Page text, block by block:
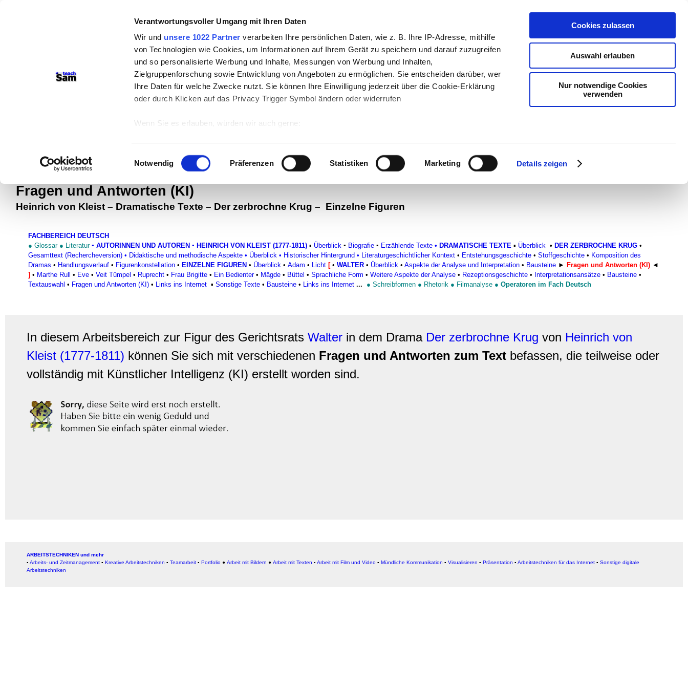
Verantwortungsvoller Umgang mit Ihren Daten
Wir und unsere 1022 Partner verarbeiten Ihre persönlichen Daten, wie z. B. Ihre IP-Adresse, mithilfe
von Technologien wie Cookies, um Informationen auf Ihrem Gerät zu speichern und darauf zuzugreifen
und so personalisierte Werbung und Inhalte, Messungen von Werbung und Inhalten,
Zielgruppenforschung sowie Entwicklung von Angeboten zu ermöglichen. Sie entscheiden darüber, wer
Ihre Daten für welche Zwecke nutzt. Sie können Ihre Einwilligung jederzeit über die Cookie-Erklärung
oder durch Klicken auf das Privacy Trigger Symbol ändern oder widerrufen
Wenn Sie es erlauben, würden wir auch gerne:
Ihr Gerät durch aktives Scannen nach bestimmten Merkmalen (Fingerprinting) identifizieren
Erfahren Sie mehr darüber, wie Ihre persönlichen Daten verarbeitet werden, und legen Sie Ihre
Präferenzen imAbschnitt Einzelheitenfest.
Wir verwenden Cookies, um Inhalte und Anzeigen zu personalisieren, Funktionen für soziale Medien
und Analysen weiter. Unsere Partner führen diese Informationen möglicherweise mit weiteren Daten
zusammen, die Sie ihnen bereitgestellt haben oder die sie im Rahmen Ihrer Nutzung der Dienste
gesammelt haben.
Einwilligungsauswahl
Notwendig Präferenzen Statistiken Marketing Details zeigen
Cookies zulassen
Auswahl erlauben
Nur notwendige Cookies
verwenden
teachSam- Arbeitsbereiche:
Methodik und
Fragen und Antworten (KI)
Heinrich von Kleist – Dramatische Texte – Der zerbrochne Krug – Einzelne Figuren
FACHBEREICH DEUTSCH
● Glossar ● Literatur ▪ AUTORINNEN UND AUTOREN ▪ HEINRICH VON KLEIST (1777-1811) ▪ Überblick ▪ Biografie ▪ Erzählende Texte • DRAMATISCHE TEXTE ▪ Überblick • DER ZERBROCHNE KRUG •
Gesamttext (Rechercheversion) • Didaktische und methodische Aspekte • Überblick • Historischer Hintergrund • Literaturgeschichtlicher Kontext • Entstehungsgeschichte • Stoffgeschichte • Komposition des
Dramas • Handlungsverlauf • Figurenkonstellation • EINZELNE FIGUREN • Überblick • Adam • Licht [• WALTER • Überblick • Aspekte der Analyse und Interpretation • Bausteine ► Fragen und Antworten (KI) ◄
] • Marthe Rull • Eve • Veit Tümpel • Ruprecht • Frau Brigitte • Ein Bedienter• Mägde • Büttel • Sprachliche Form • Weitere Aspekte der Analyse • Rezeptionsgeschichte • Interpretationsansätze • Bausteine •
Textauswahl • Fragen und Antworten (KI) • Links ins Internet ▪ Sonstige Texte • Bausteine • Links ins Internet ... ● Schreibformen ● Rhetorik ● Filmanalyse ● Operatoren im Fach Deutsch
In diesem Arbeitsbereich zur Figur des Gerichtsrats Walter in dem Drama Der zerbrochne Krug von Heinrich von
Kleist (1777-1811) können Sie sich mit verschiedenen Fragen und Antworten zum Text befassen, die teilweise oder
vollständig mit Künstlicher Intelligenz (KI) erstellt worden sind.
ARBEITSTECHNIKEN und mehr
▪ Arbeits- und Zeitmanagement ▪ Kreative Arbeitstechniken ▪ Teamarbeit ▪ Portfolio ● Arbeit mit Bildern ● Arbeit mit Texten ▪ Arbeit mit Film und Video ▪ Mündliche Kommunikation ▪ Visualisieren ▪ Präsentation ▪ Arbeitstechniken für das Internet ▪ Sonstige digitale
Arbeitstechniken